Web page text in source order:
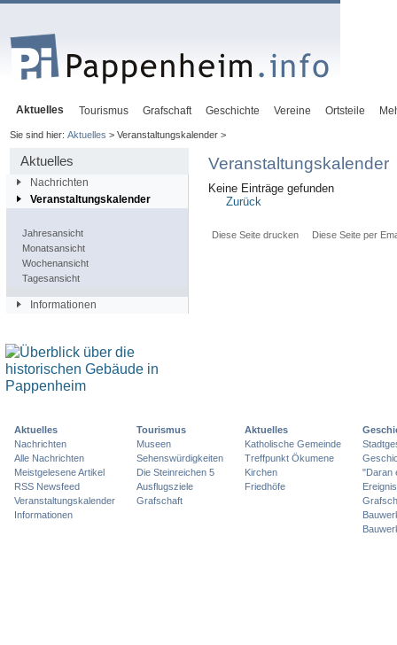
Aktuelles Tourismus Grafschaft Geschichte Vereine Ortsteile
Sie sind hier: Aktuelles > Veranstaltungskalender >
Aktuelles
Nachrichten
Veranstaltungskalender
Jahresansicht
Monatsansicht
Wochenansicht
Tagesansicht
Informationen
Veranstaltungskalender
Keine Einträge gefunden
Zurück
Diese Seite drucken Diese Seite per
Aktuelles
Nachrichten
Alle Nachrichten
Meistgelesene Artikel
RSS Newsfeed
Veranstaltungskalender
Informationen
Tourismus
Museen
Sehenswürdigkeiten
Die Steinreichen 5
Ausflugsziele
Grafschaft
Aktuelles
Katholische Gemeinde
Treffpunkt Ökumene
Kirchen
Friedhöfe
"Daran